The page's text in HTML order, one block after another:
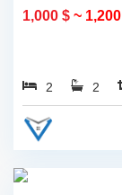
1,000 $ ~
2 2